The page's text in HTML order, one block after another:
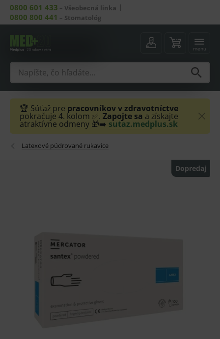
0800 601 433 – Všeobecná linka
0800 800 441 – Stomatológ
menu
🏆 Súťaž pre pracovníkov v zdravotníctve
pokračuje 4. kolom ✅. Zapojte sa a získajte
atraktívne odmeny 🎁➡️ sutaz.medplus.sk
Latexové púdrované rukavice
Dopredaj